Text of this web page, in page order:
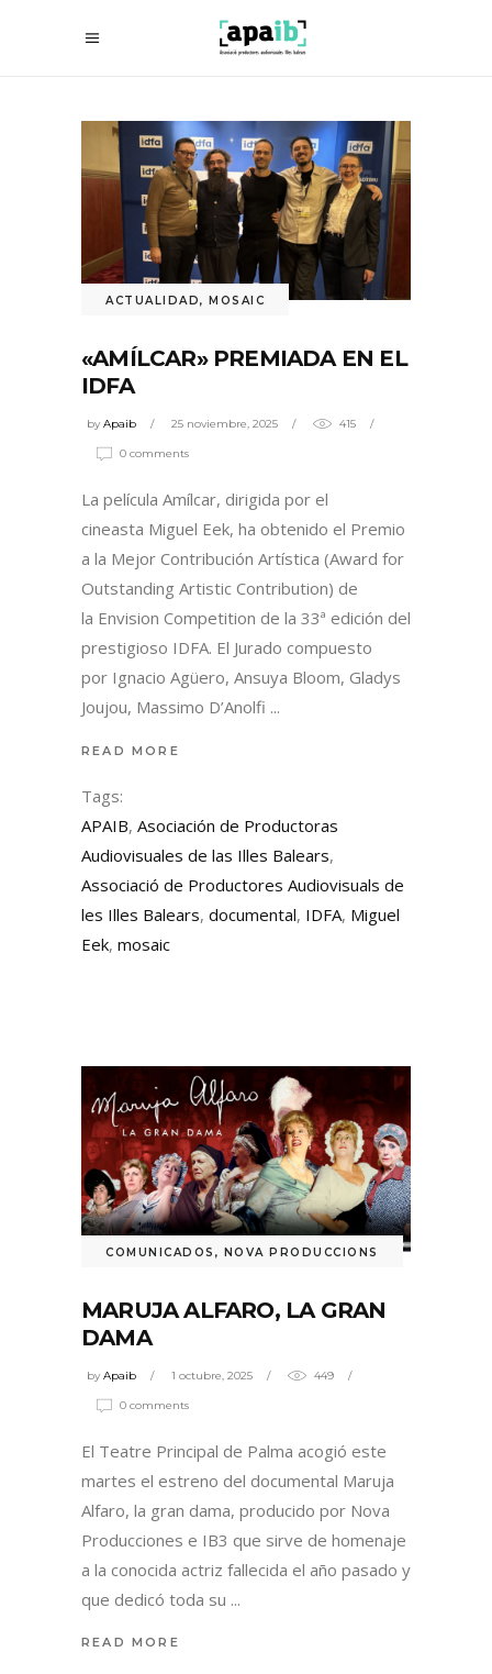
ACTUALIDAD, MOSAIC
«AMÍLCAR» PREMIADA EN EL
IDFA
byApaib 25 noviembre, 2025 415
0 comments
La película Amílcar, dirigida por el
cineasta Miguel Eek, ha obtenido el Premio
a la Mejor Contribución Artística (Award for
Outstanding Artistic Contribution) de
la Envision Competition de la 33ª edición del
prestigioso IDFA. El Jurado compuesto
por Ignacio Agüero, Ansuya Bloom, Gladys
Joujou, Massimo D’Anolfi
READ MORE
Tags:
APAIB, Asociación de Productoras
Audiovisuales de las Illes Balears,
Associació de Productores Audiovisuals de
les Illes Balears, documental, IDFA, Miguel
Eek, mosaic
COMUNICADOS , NOVA PRODUCCIONS
MARUJA ALFARO, LA GRAN
DAMA
byApaib 1 octubre, 2025 449
0 comments
El Teatre Principal de Palma acogió este
martes el estreno del documental Maruja
Alfaro, la gran dama, producido por Nova
Producciones e IB3 que sirve de homenaje
a la conocida actriz fallecida el año pasado y
que dedicó toda su
READ MORE